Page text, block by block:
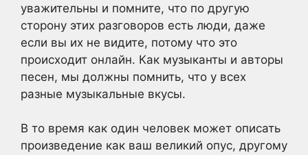
уважительны и помните, что по другую
сторону этих разговоров есть люди, даже
если вы их не видите, потому что это
происходит онлайн. Как музыканты и авторы
песен, мы должны помнить, что у всех
разные музыкальные вкусы.
В то время как один человек может описать
произведение как ваш великий опус, другому